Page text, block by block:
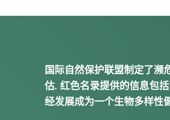
国际自然保护联盟制定了
估. 红色名录提供的信息包
经发展成为一个生物多样性